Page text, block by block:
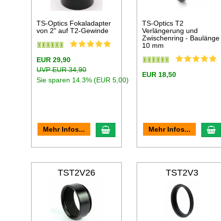
TS-Optics Fokaladapter
von 2" auf T2-Gewinde
EUR 29,90
UVP EUR 34,90
Sie sparen 14.3% (EUR 5,00)
Mehr Infos... In den Warenkorb
TS-Optics T2
Verlängerung und
Zwischenring - Baulänge
10 mm
EUR 18,50
Mehr Infos...
TST2V26 TST2V3